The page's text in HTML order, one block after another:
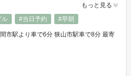
もっと見る
ル #当日予約 #早朝
市駅より車で6分 狭山市駅車で8分 最寄